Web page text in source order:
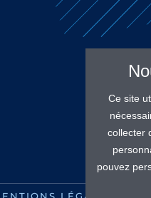
Ce site
collecter
pouvez